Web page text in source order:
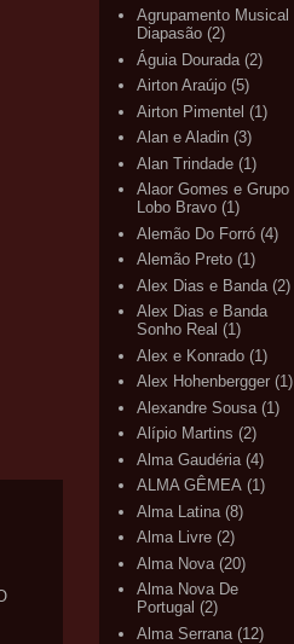
Agrupamento Musical
Diapasão (2)
Águia Dourada (2)
Airton Araújo (5)
Airton Pimentel (1)
Alan e Aladin (3)
Alan Trindade (1)
Alaor Gomes e Grupo
Lobo Bravo (1)
Alemão Do Forró (4)
Alemão Preto (1)
Alex Dias e Banda (2)
Alex Dias e Banda
Sonho Real (1)
Alex e Konrado (1)
Alex Hohenbergger (1)
Alexandre Sousa (1)
Alípio Martins (2)
Alma Gaudéria (4)
ALMA GÊMEA (1)
Alma Latina (8)
Alma Livre (2)
Alma Nova (20)
Alma Nova De
Portugal (2)
Alma Serrana (12)